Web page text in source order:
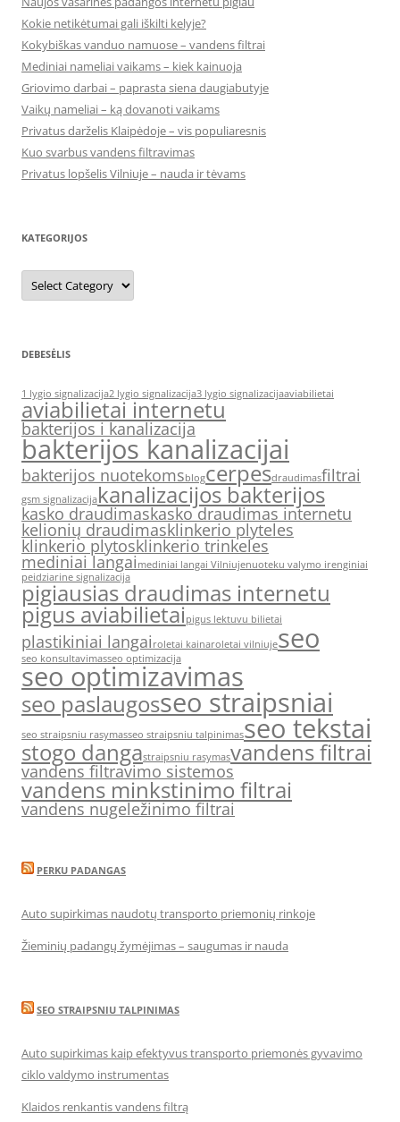
Kokie netikėtumai gali iškilti kelyje?
Kokybiškas vanduo namuose – vandens filtrai
Mediniai nameliai vaikams – kiek kainuoja
Griovimo darbai – paprasta siena daugiabutyje
Vaikų nameliai – ką dovanoti vaikams
Privatus darželis Klaipėdoje – vis populiaresnis
Kuo svarbus vandens filtravimas
Privatus lopšelis Vilniuje – nauda ir tėvams
KATEGORIJOS
Kategorijos
DEBESĖLIS
1 lygio signalizacija2 lygio signalizacija3 lygio signalizacijaaviabilietai
aviabilietai internetu
bakterijos i kanalizacija
bakterijos kanalizacijai
bakterijos nuotekomsblogcerpesdraudimasfiltrai
gsm signalizacijakanalizacijos bakterijos
kasko draudimaskasko draudimas internetu
kelionių draudimasklinkerio plyteles
klinkerio plytosklinkerio trinkeles
mediniai langai mediniai langai Vilniujenuoteku valymo irenginiai
peidziarine signalizacija
pigiausias draudimas internetu
pigus aviabilietaipigus lektuvu bilietai
plastikiniai langai roletai kainaroletai vilniujeseo
seo konsultavimasseo optimizacija
seo optimizavimas
seo paslaugosseo straipsniai
seo straipsniu rasymasseo straipsniu talpinimasseo tekstai
stogo dangastraipsniu rasymasvandens filtrai
vandens filtravimo sistemos
vandens minkstinimo filtrai
vandens nugeležinimo filtrai
PERKU PADANGAS
Auto supirkimas naudotų transporto priemonių rinkoje
Žieminių padangų žymėjimas – saugumas ir nauda
SEO STRAIPSNIU TALPINIMAS
Auto supirkimas kaip efektyvus transporto priemonės gyvavimo
ciklo valdymo instrumentas
Klaidos renkantis vandens filtrą